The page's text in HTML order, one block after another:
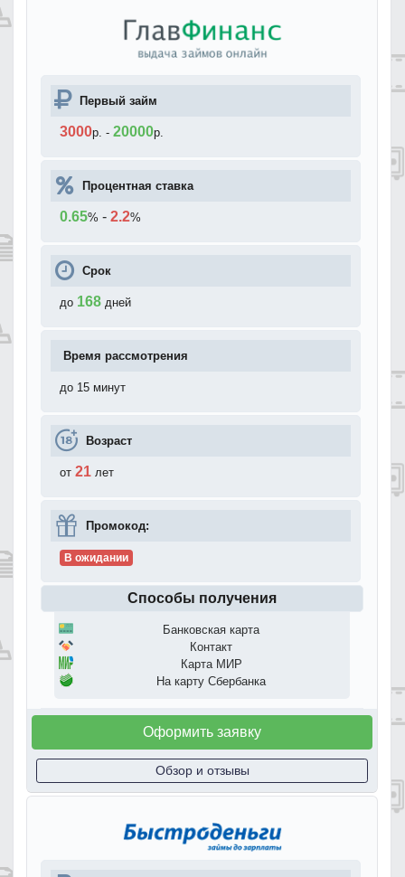
Первый займ
3000р. - 20000р.
Процентная ставка
0.65% - 2.2%
Срок
до 168 дней
Время рассмотрения
до 15 минут
Возраст
от 21 лет
Промокод:
В ожидании
Способы получения
Банковская карта
Контакт
Карта МИР
На карту Сбербанка
Оформить заявку
Обзор и отзывы